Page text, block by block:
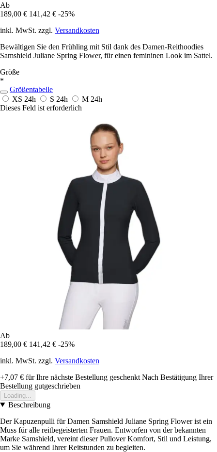
Ab
189,00 € 141,42 € -25%
inkl. MwSt. zzgl. Versandkosten
Bewältigen Sie den Frühling mit Stil dank des Damen-Reithoodies
Samshield Juliane Spring Flower, für einen femininen Look im Sattel.
Größe
*
Größentabelle
XS 24h S 24h M 24h
Dieses Feld ist erforderlich
Ab
189,00 € 141,42 € -25%
inkl. MwSt. zzgl. Versandkosten
+7,07 € für Ihre nächste Bestellung geschenkt Nach Bestätigung Ihrer
Bestellung gutgeschrieben
Loading...
Beschreibung
Der Kapuzenpulli für Damen Samshield Juliane Spring Flower ist ein
Muss für alle reitbegeisterten Frauen. Entworfen von der bekannten
Marke Samshield, vereint dieser Pullover Komfort, Stil und Leistung,
um Sie während Ihrer Reitstunden zu begleiten.